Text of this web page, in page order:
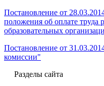
Постановление от
положения об оплате труда
образовательных
Постановление от
комиссии"
Разделы сайта